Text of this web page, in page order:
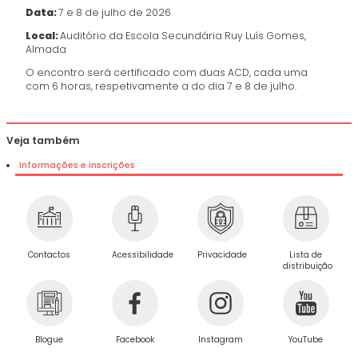
Data:7 e 8 de julho de 2026
Local:Auditório da Escola Secundária Ruy Luís Gomes,
Almada
O encontro será certificado com duas ACD, cada uma
com 6 horas, respetivamente a do dia 7 e 8 de julho.
Veja também
Informações e inscrições
Contactos Acessibilidade Privacidade
Lista de
distribuição
Blogue Facebook Instagram YouTube